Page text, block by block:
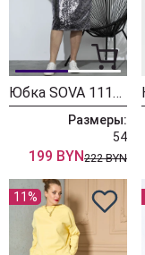
Юбка SOVA 11134 черный-серебро
Размеры:
54
199 BYN222 BYN
11%